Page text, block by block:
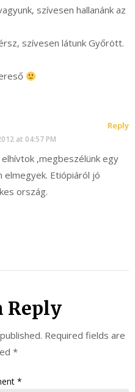
szívesen hallanánk az
szívesen látunk Győrött.
at 04:57 PM
,megbeszélünk egy
Etiópiáról jó
ország.
Reply
Reply
Required fields are
*
*